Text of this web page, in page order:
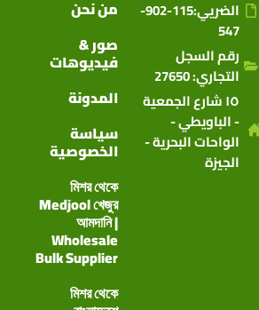
الضريي:115-902-
547
رقم السجل
التجاري: 27650
١٥ شارع الجمعية
- الباويطي -
الواحات البحرية -
الجيزة
من نحن
صور &
فيديوهات
المدونة
سياسة
الخصوصية
মিশর থেকে
Medjool খেজুর
আমদানি |
Wholesale
Bulk Supplier
মিশর থেকে